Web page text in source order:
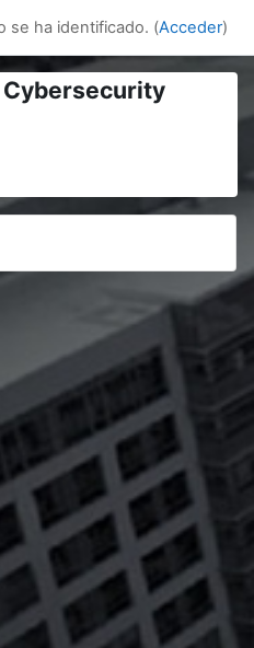
se ha identificado. (Acceder)